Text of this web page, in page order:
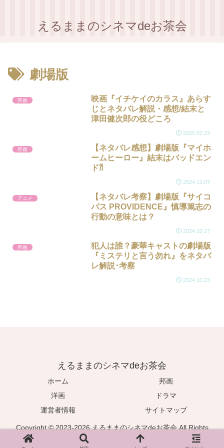
えるままのシネマdeお茶会
劇場版
邦画
映画『イチケイのカラス』あらす
じとネタバレ解説・感想/結末と
津田健次郎の役どころ
2025.02.23
邦画
【ネタバレ感想】劇場版『マイホ
ームヒーロー』結末はバッドエン
ド⁈
2024.11.07
アニメ
【ネタバレ考察】劇場版『サイコ
パス PROVIDENCE』慎導篤志の
行動の意味とは？
2024.10.27
邦画
犯人は誰？豪華キャストの劇場版
『ミステリと言う勿れ』をネタバ
レ解説･考察
2024.10.23
えるままのシネマdeお茶会
ホーム
邦画
洋画
ドラマ
運営者情報
サイトマップ
Copyright © 2023-2026 えるままのシネマdeお茶会 All Rights